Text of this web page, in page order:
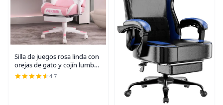
Silla de juegos rosa linda con
orejas de gato y cojín lumbar
de pata de gato, silla
ergonómica para
4.7